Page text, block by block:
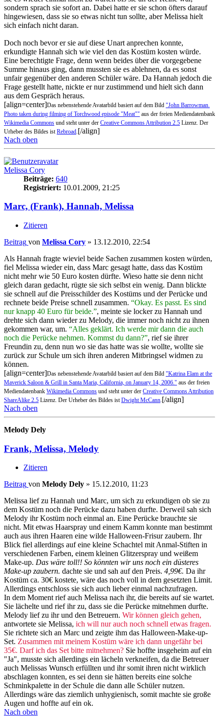
sondern sprach sie sofort an. Dabei hatte er sie schon öfters darauf
hingewiesen, dass sie so etwas nicht tun sollte, aber Melissa hielt
sich einfach nicht daran.
Doch noch bevor er sie auf diese Unart anprechen konnte,
erkundigte Hannah sich wie viel den das Kostüm kosten würde.
Eine berechtigte Frage, denn wenn beides über die vorgegebene
Summe hinaus ging, dann mussten sie es ablehnen, da es sonst
unfair gegenüber den anderen Schüler wäre. Da Hannah jedoch die
Frage gestellt hatte, nickte er nur zustimmend und hielt sich dann
aus dem Gespräch heraus.
[align=center]Das nebenstehende Avatarbild basiert auf dem Bild "John Barrowman.
Photo taken during filming of Torchwood episode "Meat"" aus der freien Mediendatenbank
Wikimedia Commons und steht unter der Creative Commons Attribution 2.5 Lizenz. Der
Urheber des Bildes ist Rebroad [/align]
Nach oben
Melissa Cory
Beiträge: 640
Registriert: 10.01.2009, 21:25
Marc, (Frank), Hannah, Melissa
Zitieren
Beitrag von Melissa Cory » 13.12.2010, 22:54
Als Hannah fragte wieviel beide Sachen zusammen kosten würden,
fiel Melissa wieder ein, dass Marc gesagt hatte, dass das Kostüm
nicht mehr wie 50 Euro kosten dürfte. Wieso hatte sie denn nicht
gleich daran gedacht, rügte sie sich selbst ein wenig. Dann blickte
sie schnell auf die Preisschilder des Kostüms und der Perücke und
rechnete beide Preise schnell zusammen. “Okay. Es passt. Es sind
nur knapp 40 Euro für beide.”, meinte sie locker zu Hannah und
drehte sich dann wieder zu Melody, die immer noch nicht zu ihnen
gekommen war, um. “Alles geklärt. Ich werde mir dann die auch
noch die Perücke nehmen. Kommst du dann?”, rief sie ihrer
Freundin zu, denn nun wo sie das hatte was sie wollte, wollte sie
zurück zur Schule um sich ihren anderen Mitbringsel widmen zu
können.
[align=center]Das nebenstehende Avatarbild basiert auf dem Bild "Katrina Elam at the
Maverick Saloon & Grill in Santa Maria, California, on January 14, 2006." aus der freien
Mediendatenbank Wikimedia Commons und steht unter der Creative Commons Attribution
ShareAlike 2.5 Lizenz. Der Urheber des Bildes istDwight McCann.[/align]
Nach oben
Melody Dely
Frank, Melissa, Melody
Zitieren
Beitrag von Melody Dely » 15.12.2010, 11:23
Melissa lief zu Hannah und Marc, um sich zu erkundigen ob sie zu
dem Kostüm noch die Perücke dazu haben durfte. Derweil sah sich
Melody ihr Kostüm noch einmal an. Eine Perücke brauchte sie
nicht. Mit etwas Haarspray und einem Kamm konnte man bestimmt
auch aus ihren Haaren eine wilde Halloween-Frisur zaubern. Ihr
Blick fiel allerdings auf eine kleine Schachtel mit Anmal-Stiften in
verschiedenen Farben, einem kleinen Glitzerspray und weißem
Make-up. Das wäre toll!! So könnten wir uns noch ein düsteres
Make-up zaubern. dachte sie und sah auf den Preis. 4,99€. Da ihr
Kostüm ca. 30€ kostete, wäre das noch voll in dem gesetzten Limit.
Allerdings entschloss sie sich auch lieber einmal nachzufragen.
In dem Moment rief auch Melissa nach ihr, die bereits auf sie wartet.
Sie lächelte und rief ihr zu, dass sie die Perücke mitnehmen durfte.
Melody lief zu ihr und den Betreuern. Wir können gleich gehen,
antwortete sie Melissa, ich will nur auch noch schnell etwas fragen.
Sie richtete sich an Marc und zeigte ihm das Halloween-Make-up-
Set. Zusammen mit meinem Kostüm wäre ich dann ungefähr bei
35€. Darf ich das Set bitte mitnehmen? Sie hoffte insgeheim auf ein
"Ja", musste sich allerdings ein lächeln verkneifen, da die Betreuer
auch Melissas Wunsch erfüllten und ihr somit ihren nicht wirklich
abschlagen konnten, es sei denn sie hätten bereits eine solche
Schminkpalette in der Schule die dann alle Schüler nutzen.
Allerdings wäre das ziemlich unhygienisch, somit machte sie große
Augen und hoffte auf ein ok.
Nach oben